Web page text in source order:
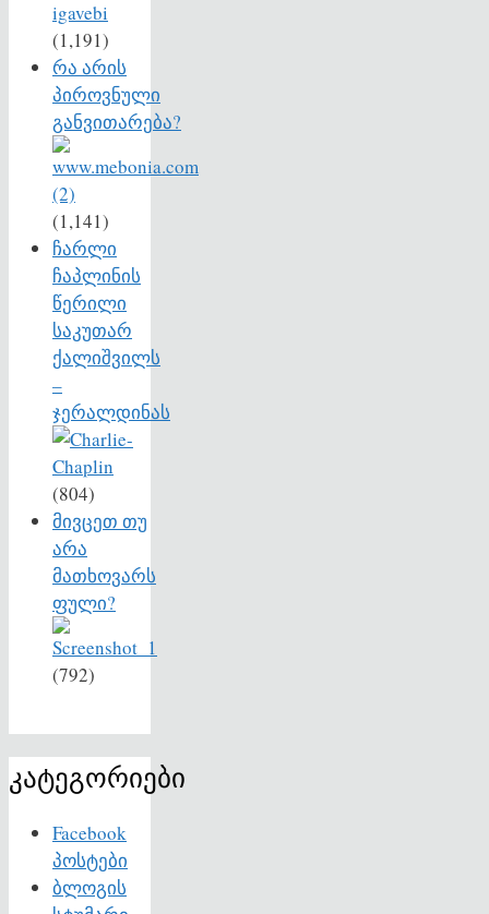
(1,191)
რა არის
პიროვნული
განვითარება?
(1,141)
ჩარლი
ჩაპლინის
წერილი
საკუთარ
ქალიშვილს
–
ჯერალდინას
(804)
მივცეთ თუ
არა
მათხოვარს
ფული?
(792)
კატეგორიები
Facebook
პოსტები
ბლოგის